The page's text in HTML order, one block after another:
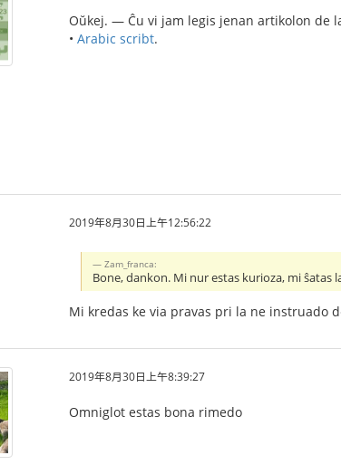
Oŭkej. — Ĉu vi jam legis jenan artikolon de
• Arabic scribt.
2019年8月30日上午12:56:22
Zam_franca:
Bone, dankon. Mi nur estas kurioza, mi
Mi kredas ke via pravas pri la ne
2019年8月30日上午8:39:27
Omniglot estas bona rimedo